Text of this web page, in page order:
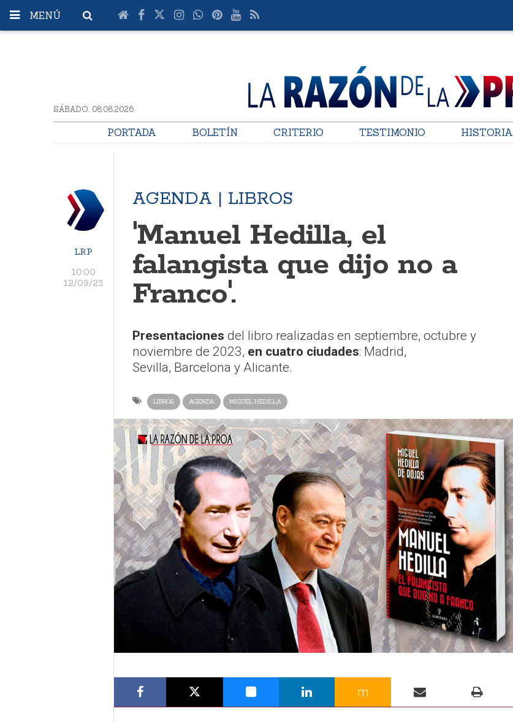
MENÚ
SÁBADO. 08.08.2026
PORTADA BOLETÍN CRITERIO TESTIMONIO HISTORIA
LRP
10:00
12/09/23
AGENDA | LIBROS
'Manuel Hedilla, el
falangista que dijo no a
Franco'.
Presentaciones del libro realizadas en septiembre, octubre y
noviembre de 2023, en cuatro ciudades: Madrid,
Sevilla, Barcelona y Alicante.
LIBROS AGENDA MIGUEL HEDILLA
m